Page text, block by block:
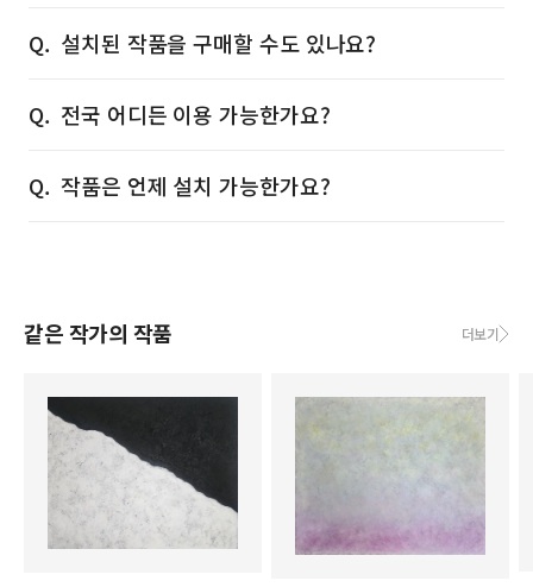
설치된 작품을 구매할 수도 있나요?
전국 어디든 이용 가능한가요?
작품은 언제 설치 가능한가요?
같은 작가의 작품 더보기